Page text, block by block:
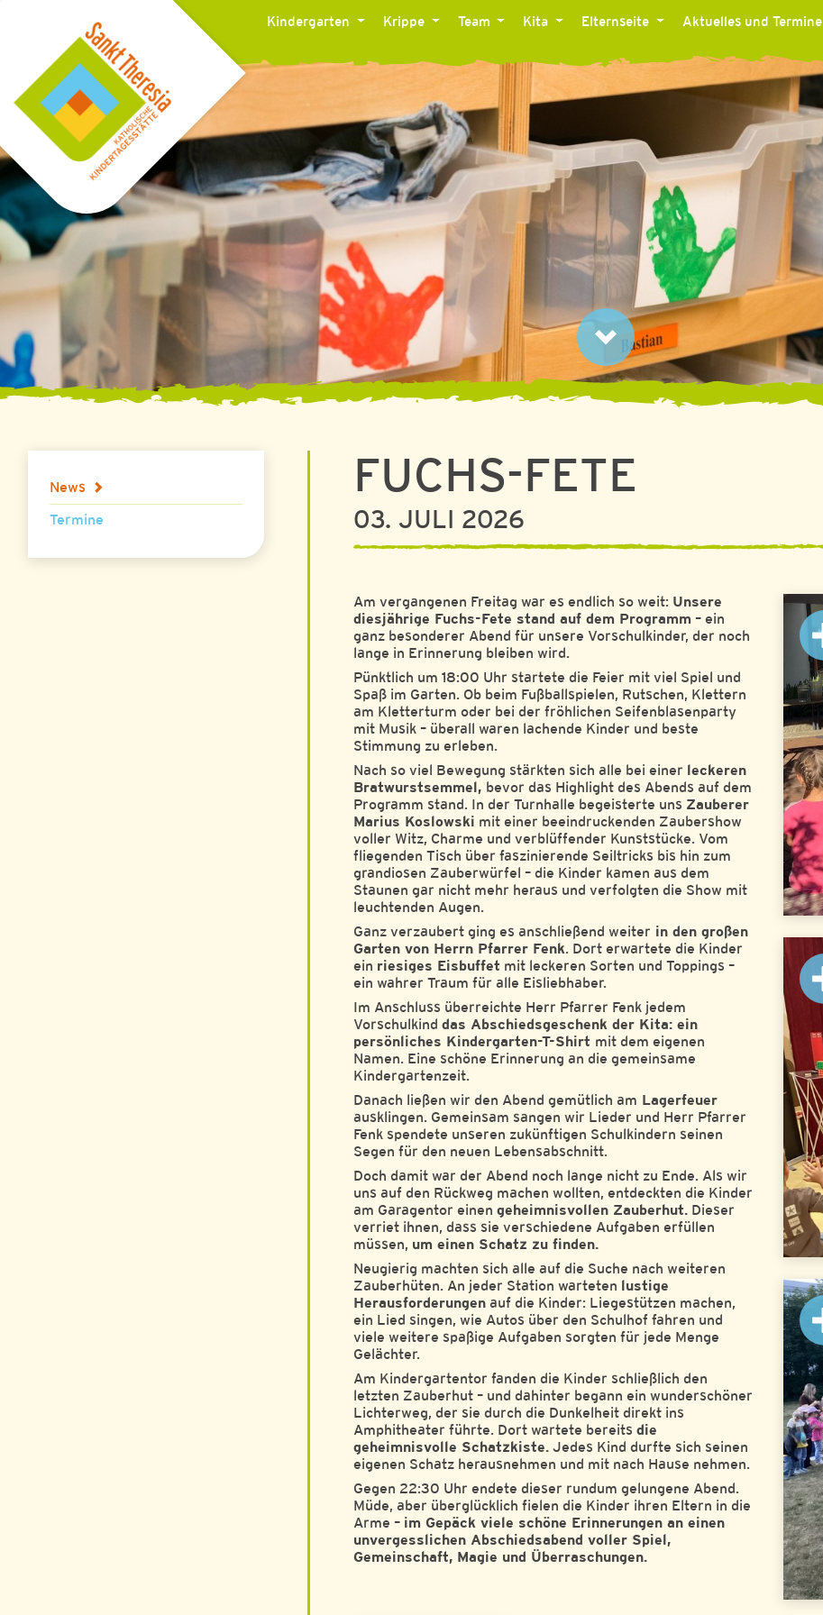
Kindergarten Krippe Team Kita Elternseite Aktuelles und Termine
FUCHS-FETE
03. JULI 2026
Am vergangenen Freitag war es endlich so weit: Unsere
diesjährige Fuchs-Fete stand auf dem Programm – ein
ganz besonderer Abend für unsere Vorschulkinder, der noch
lange in Erinnerung bleiben wird.
Pünktlich um 18:00 Uhr startete die Feier mit viel Spiel und
Spaß im Garten. Ob beim Fußballspielen, Rutschen, Klettern
am Kletterturm oder bei der fröhlichen Seifenblasenparty
mit Musik – überall waren lachende Kinder und beste
Stimmung zu erleben.
Nach so viel Bewegung stärkten sich alle bei einer
leckeren
Bratwurstsemmel, bevor das Highlight des Abends auf dem
Programm stand. In der Turnhalle begeisterte uns Zauberer
Marius Koslowski mit einer beeindruckenden Zaubershow
voller Witz, Charme und verblüffender Kunststücke. Vom
fliegenden Tisch über faszinierende Seiltricks bis hin zum
grandiosen Zauberwürfel – die Kinder kamen aus dem
Staunen gar nicht mehr heraus und verfolgten die Show mit
leuchtenden Augen.
Ganz verzaubert ging es anschließend weiter in den großen
Garten von Herrn Pfarrer Fenk. Dort erwartete die Kinder
ein riesiges Eisbuffet mit leckeren Sorten und Toppings –
ein wahrer Traum für alle Eisliebhaber.
Im Anschluss überreichte Herr Pfarrer Fenk jedem
Vorschulkind das Abschiedsgeschenk der Kita: ein
persönliches Kindergarten-T-Shirt mit dem eigenen
Namen. Eine schöne Erinnerung an die gemeinsame
Kindergartenzeit.
Danach ließen wir den Abend gemütlich am Lagerfeuer
ausklingen. Gemeinsam sangen wir Lieder und Herr Pfarrer
Fenk spendete unseren zukünftigen Schulkindern seinen
Segen für den neuen Lebensabschnitt.
Doch damit war der Abend noch lange nicht zu Ende. Als wir
uns auf den Rückweg machen wollten, entdeckten die Kinder
am Garagentor einen geheimnisvollen Zauberhut. Dieser
verriet ihnen, dass sie verschiedene Aufgaben erfüllen
müssen, um einen Schatz zu finden.
Neugierig machten sich alle auf die Suche nach weiteren
Zauberhüten. An jeder Station warteten
lustige
Herausforderungen auf die Kinder: Liegestützen machen,
ein Lied singen, wie Autos über den Schulhof fahren und
viele weitere spaßige Aufgaben sorgten für jede Menge
Gelächter.
Am Kindergartentor fanden die Kinder schließlich den
letzten Zauberhut – und dahinter begann ein wunderschöner
Lichterweg, der sie durch die Dunkelheit direkt ins
Amphitheater führte. Dort wartete bereits die
geheimnisvolle Schatzkiste. Jedes Kind durfte sich seinen
eigenen Schatz herausnehmen und mit nach Hause nehmen.
Gegen 22:30 Uhr endete dieser rundum gelungene Abend.
Müde, aber überglücklich fielen die Kinder ihren Eltern in die
Arme – im Gepäck viele schöne Erinnerungen an einen
unvergesslichen Abschiedsabend voller Spiel,
Gemeinschaft, Magie und Überraschungen.
News
Termine